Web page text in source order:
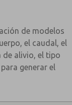
de modelos
el caudal, el
de alivio, el tipo
generar el